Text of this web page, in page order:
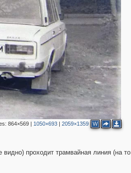
864×569| 1050×693| 2059×1359 W
проходит трамвайная линия (на то